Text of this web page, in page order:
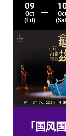
09
Oct
(Fri)
10
Oct
「国风